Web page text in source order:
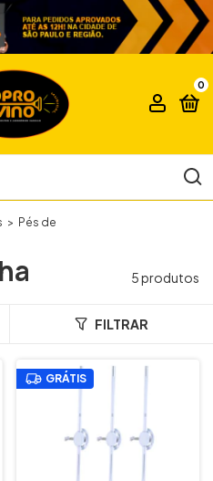
0
> Pés de
5 produtos
FILTRAR
GRÁTIS